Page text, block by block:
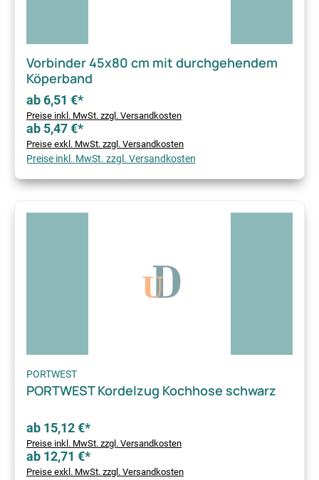
Vorbinder 45x80 cm mit durchgehendem
Köperband
ab 6,51 €*
Preise inkl. MwSt. zzgl. Versandkosten
ab 5,47 €*
Preise exkl. MwSt. zzgl. Versandkosten
Preise inkl. MwSt. zzgl. Versandkosten
PORTWEST
PORTWEST Kordelzug Kochhose schwarz
ab 15,12 €*
Preise inkl. MwSt. zzgl. Versandkosten
ab 12,71 €*
Preise exkl. MwSt. zzgl. Versandkosten